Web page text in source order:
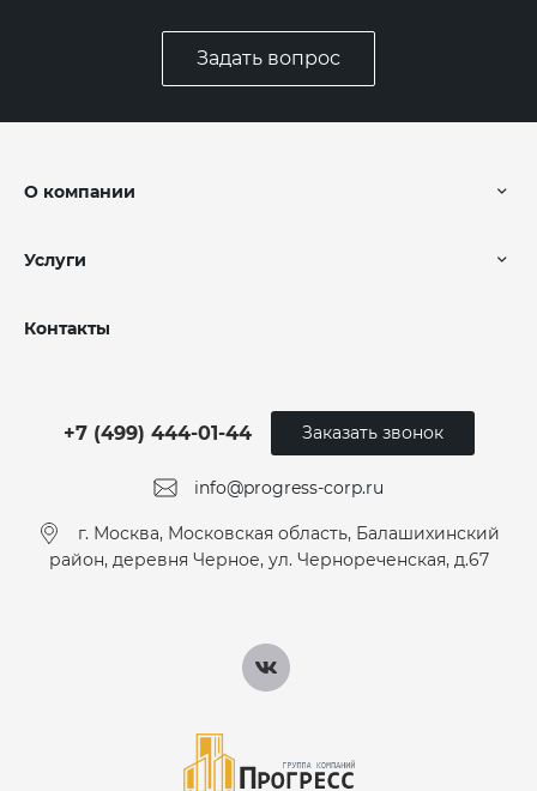
Задать вопрос
О компании
Услуги
Контакты
info@progress-corp.ru
+7 (499) 444-01-44
г. Москва, Московская область, Балашихинский
район, деревня Черное, ул. Чернореченская, д.67
Заказать звонок